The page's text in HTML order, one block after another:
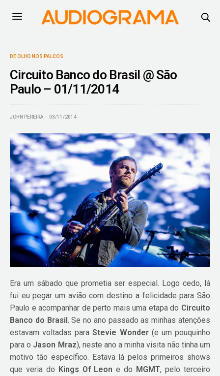
DE OLHO NOS PALCOS
Circuito Banco do Brasil @ São
Paulo – 01/11/2014
JOHN PEREIRA 03/11/2014
Era um sábado que prometia ser especial. Logo cedo, lá
fui eu pegar um aviãocom destino a felicidadepara São
Paulo e acompanhar de perto mais uma etapa do Circuito
Banco do Brasil. Se no ano passado as minhas atenções
estavam voltadas paraStevie Wonder(e um pouquinho
para o Jason Mraz), neste ano a minha visita não tinha um
motivo tão específico. Estava lá pelos primeiros shows
que veria do Kings Of Leon e do MGMT, pelo terceiro